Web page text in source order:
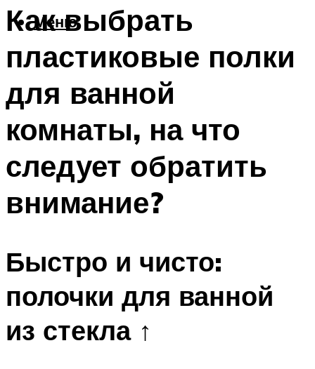
Меню
Как выбрать
пластиковые полки
для ванной
комнаты, на что
следует обратить
внимание?
Быстро и чисто:
полочки для ванной
из стекла ↑